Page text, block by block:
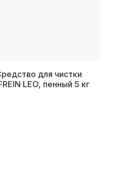
для чистки
LEO, пенный 5 кг